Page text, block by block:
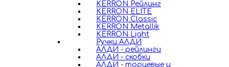
KERRON Рейлинг
KERRON ELITE
KERRON Classic
KERRON Metallik
KERRON Light
Ручки АЛДИ
АЛДИ - рейлинги
АЛДИ - скобки
АЛДИ - торцевые и